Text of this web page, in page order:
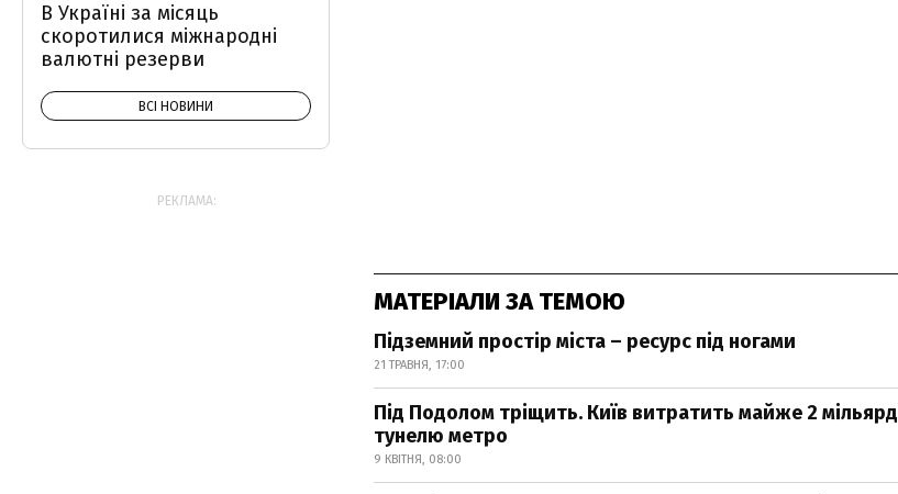
МАТЕРІАЛИ ЗА ТЕМОЮ
Підземний простір міста – ресурс під ногами
21 ТРАВНЯ, 17:00
Під Подолом тріщить. Київ витратить майже 2
тунелю метро
9 КВІТНЯ, 08:00
В Україні за місяць
скоротилися міжнародні
валютні резерви
ВСІ НОВИНИ
РЕКЛАМА: